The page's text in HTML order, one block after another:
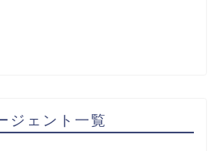
ジェント一覧